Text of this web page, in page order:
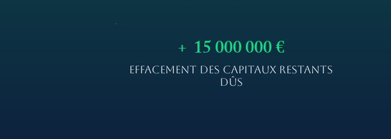
+ 15 000 000 €
EFFACEMENT DES CAPITAUX RESTANTS
DÛS